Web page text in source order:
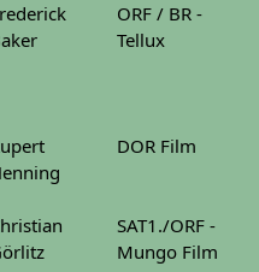
ORF / BR -
Tellux
DOR Film
SAT1./ORF -
Mungo Film